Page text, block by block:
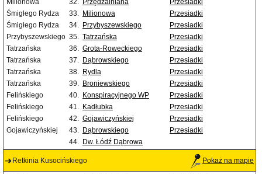
Milionowa
32. Przędzalniana
Przesiadki
Śmigłego Rydza
33. Milionowa
Przesiadki
Śmigłego Rydza
34. Przybyszewskiego
Przesiadki
Przybyszewskiego 35. Tatrzańska
Przesiadki
Tatrzańska
36. Grota-Roweckiego
Przesiadki
Tatrzańska
37. Dąbrowskiego
Przesiadki
Tatrzańska
38. Rydla
Przesiadki
Tatrzańska
39. Broniewskiego
Przesiadki
Felińskiego
40. Konspiracyjnego WP
Przesiadki
Felińskiego
41. Kadłubka
Przesiadki
Felińskiego
42. Gojawiczyńskiej
Przesiadki
Gojawiczyńskiej
43. Dąbrowskiego
Przesiadki
44. Dw. Łódź Dąbrowa
Retkinia Kusocińskiego Pokaż na mapie